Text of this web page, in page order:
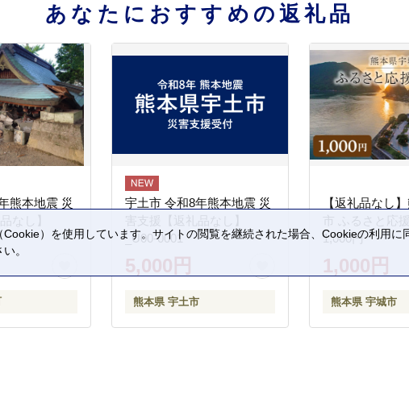
あなたにおすすめの返礼品
熊本地震 災
なし】
宇土市 令和8年熊本地震 災
害支援【返礼品なし】
_U00-0001
5,000円
熊本県 宇土市
【返礼品なし
市 ふるさと応
1,000円
1,000円
熊本県 宇城市
）を使用しています。サイトの閲覧を継続された場合、Cookieの利用に
。